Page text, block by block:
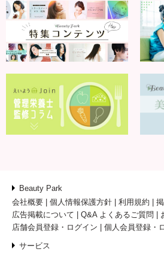
Beauty Park
会社概要
個人情報保護方針 利用規約
広告掲載について
Q&A よくあるご質問
店舗会員登録・ログイン
個人会員登録・
サービス